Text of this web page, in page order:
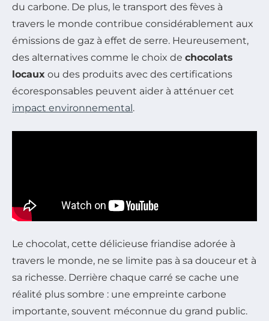
du carbone. De plus, le transport des fèves à
travers le monde contribue considérablement aux
émissions de gaz à effet de serre. Heureusement,
des alternatives comme le choix de chocolats
locaux ou des produits avec des certifications
écoresponsables peuvent aider à atténuer cet
impact environnemental.
Le chocolat, cette délicieuse friandise adorée à
travers le monde, ne se limite pas à sa douceur et à
sa richesse. Derrière chaque carré se cache une
réalité plus sombre : une empreinte carbone
importante, souvent méconnue du grand public.